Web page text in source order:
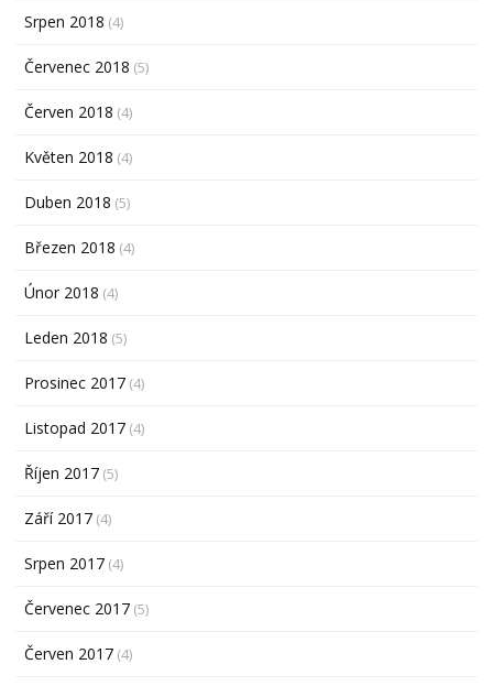
Srpen 2018 (4)
Červenec 2018 (5)
Červen 2018 (4)
Květen 2018 (4)
Duben 2018 (5)
Březen 2018 (4)
Únor 2018 (4)
Leden 2018 (5)
Prosinec 2017 (4)
Listopad 2017 (4)
Říjen 2017 (5)
Září 2017 (4)
Srpen 2017 (4)
Červenec 2017 (5)
Červen 2017 (4)